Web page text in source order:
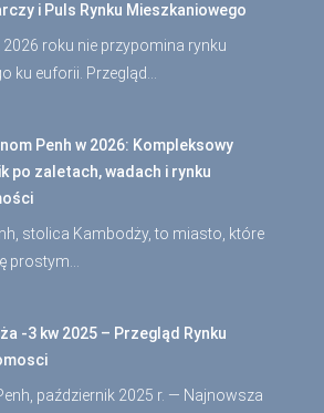
i Puls Rynku Mieszkaniowego
2026 roku nie przypomina rynku
ku euforii. Przegląd…
Penh w 2026: Kompleksowy
po zaletach, wadach i rynku
stolica Kambodży, to miasto, które
prostym…
-3 kw 2025 – Przegląd Rynku
październik 2025 r. — Najnowsza